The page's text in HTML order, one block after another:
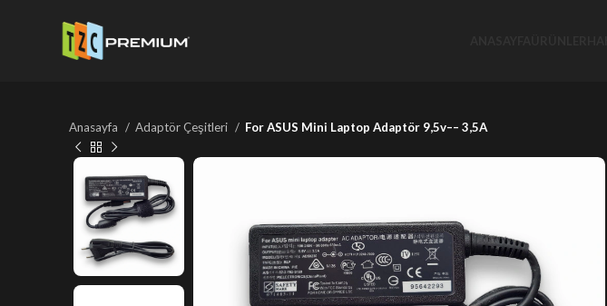
Anasayfa Adaptör Çeşitleri For ASUS Mini Laptop Adaptör 9,5v–– 3,5A